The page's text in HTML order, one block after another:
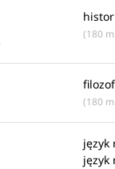
(180
(180
język
język